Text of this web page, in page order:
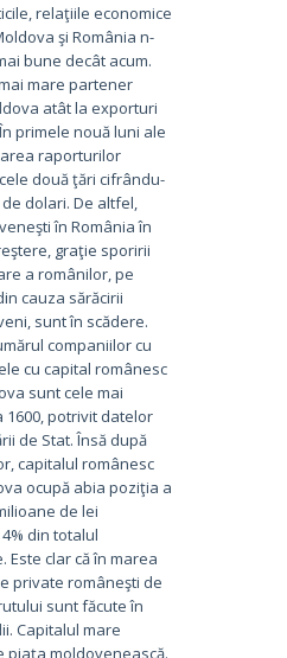
relaţiile economice
şi România n-
bune decât acum.
mare partener
atât la exporturi
primele nouă luni ale
raporturilor
două ţări cifrându-
dolari. De altfel,
în România în
graţie sporirii
a românilor, pe
cauza sărăcirii
sunt în scădere.
companiilor cu
cu capital românesc
sunt cele mai
1600, potrivit datelor
de Stat. Însă după
capitalul românesc
ocupă abia poziţia a
de lei
din totalul
Este clar că în marea
private româneşti de
sunt făcute în
Capitalul mare
piaţa moldovenească.